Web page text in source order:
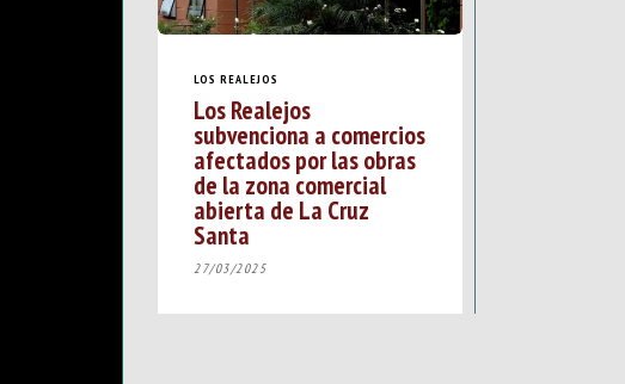
LOS REALEJOS
Los Realejos
subvenciona a comercios
afectados por las obras
de la zona comercial
abierta de La Cruz
Santa
27/03/2025